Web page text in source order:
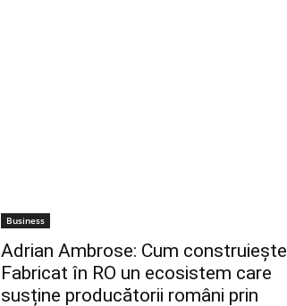
Business
Adrian Ambrose: Cum construiește
Fabricat în RO un ecosistem care
susține producătorii români prin